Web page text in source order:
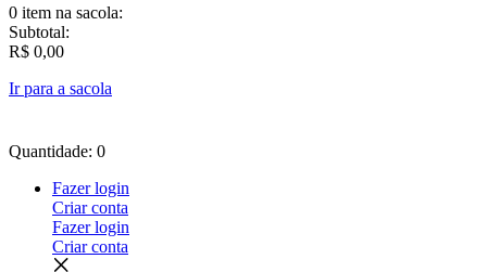
0 item na sacola:
Subtotal:
R$ 0,00
Ir para a sacola
Quantidade: 0
Fazer login
Criar conta
Fazer login
Criar conta